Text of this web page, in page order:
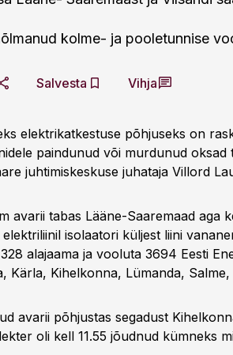
kolme- ja pooletunnise
Salvesta Vihja
elektrikatkestuse põhjuseks on
paindunud või murdunud
juhtimiskeskuse juhataja Villord
avarii tabas Lääne-Saaremaad aga
isolaatori küljest liini
alajaama ja vooluta 3694 Eesti
Kärla, Kihelkonna, Lümanda,
avarii põhjustas segadust
oli kell 11.55 jõudnud kümneks